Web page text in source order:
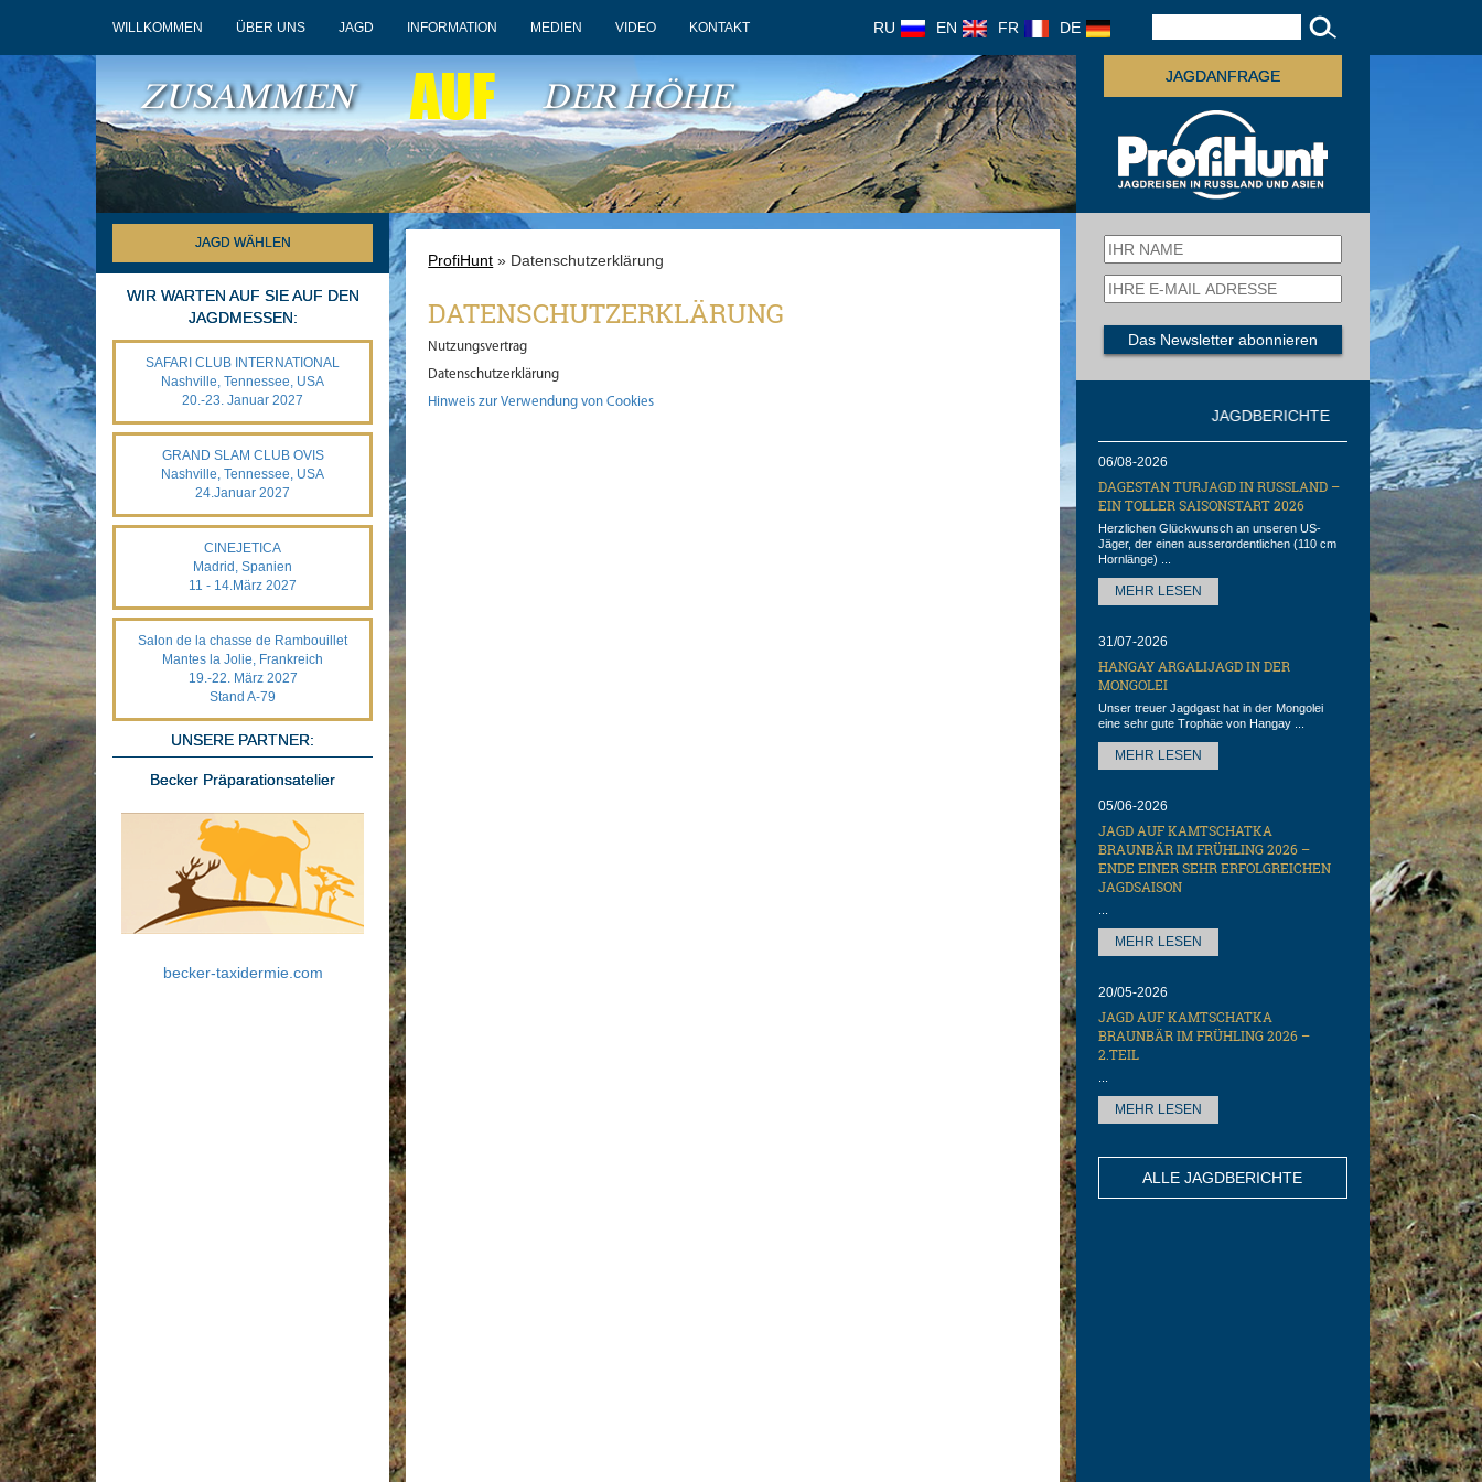
WILLKOMMEN ÜBER UNS JAGD INFORMATION MEDIEN VIDEO KONTAKT RU EN FR DE
ZUSAMMEN AUF DER HÖHE
JAGDANFRAGE
JAGD WÄHLEN
WIR WARTEN AUF SIE AUF DEN
JAGDMESSEN:
SAFARI CLUB INTERNATIONAL
Nashville, Tennessee, USA
20.-23. Januar 2027
GRAND SLAM CLUB OVIS
Nashville, Tennessee, USA
24.Januar 2027
CINEJETICA
Madrid, Spanien
11 - 14.März 2027
Salon de la chasse de Rambouillet
Mantes la Jolie, Frankreich
19.-22. März 2027
Stand A-79
UNSERE PARTNER:
Becker Präparationsatelier
becker-taxidermie.com
ProfiHunt » Datenschutzerklärung
DATENSCHUTZERKLÄRUNG
Nutzungsvertrag
Datenschutzerklärung
Hinweis zur Verwendung von Cookies
JAGDBERICHTE
06/08-2026
DAGESTAN TURJAGD IN RUSSLAND –
EIN TOLLER SAISONSTART 2026
Herzlichen Glückwunsch an unseren US-
Jäger, der einen ausserordentlichen (110 cm
Hornlänge) ...
MEHR LESEN
31/07-2026
HANGAY ARGALIJAGD IN DER
MONGOLEI
Unser treuer Jagdgast hat in der Mongolei
eine sehr gute Trophäe von Hangay ...
MEHR LESEN
05/06-2026
JAGD AUF KAMTSCHATKA
BRAUNBÄR IM FRÜHLING 2026 –
ENDE EINER SEHR ERFOLGREICHEN
JAGDSAISON
MEHR LESEN
20/05-2026
JAGD AUF KAMTSCHATKA
BRAUNBÄR IM FRÜHLING 2026 –
2.TEIL
MEHR LESEN
ALLE JAGDBERICHTE